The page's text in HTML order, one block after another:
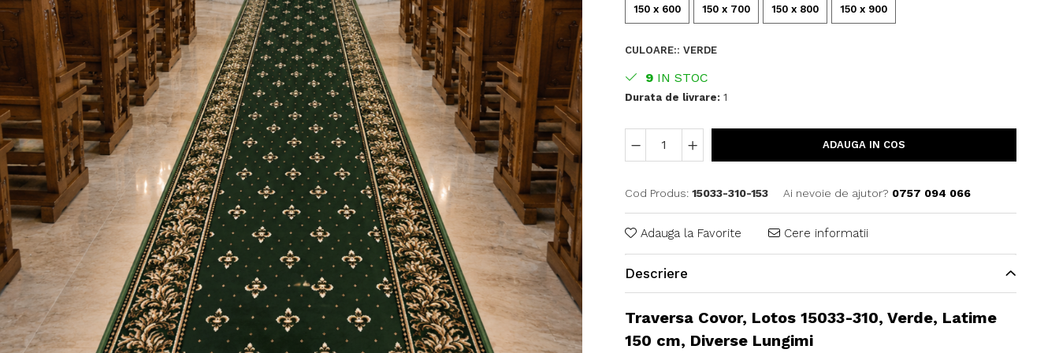
150 x 600 150 x 700 150 x 800 150 x 900
CULOARE:: VERDE
9IN STOC
Durata de livrare:1
ADAUGA IN COS
Cod Produs: 15033-310-153 Ai nevoie de ajutor? 0757 094 066
Adauga la Favorite Cere informatii
Descriere
Traversa Covor, Lotos 15033-310, Verde, Latime
150 cm, Diverse Lungimi